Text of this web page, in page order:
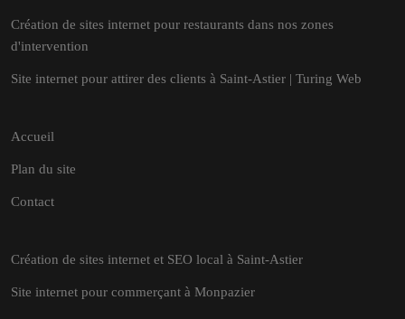
Création de sites internet pour restaurants dans nos zones
d'intervention
Site internet pour attirer des clients à Saint-Astier | Turing Web
Accueil
Plan du site
Contact
Création de sites internet et SEO local à Saint-Astier
Site internet pour commerçant à Monpazier